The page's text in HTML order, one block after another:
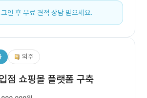
인 후 무료 견적 상담 받으세요.
외주
점 쇼핑몰 플랫폼 구축